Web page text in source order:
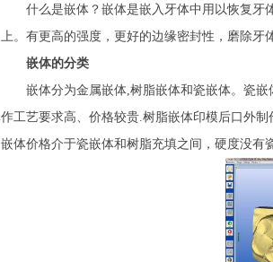
什么是嵌体？嵌体是嵌入牙体中用以恢复牙
上。有更高的强度，更好的边缘密封性，磨除
嵌体的分类
嵌体分为金属嵌体,树脂嵌体和瓷嵌体。瓷嵌
作工艺要求高、价格较贵.树脂嵌体印模后口外
嵌体价格介于瓷嵌体和树脂充填之间，硬度没有